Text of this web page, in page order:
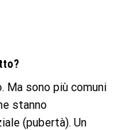
Ma sono più comuni
stanno
(pubertà). Un